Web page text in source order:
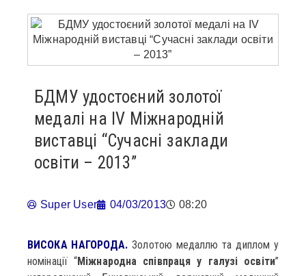
БДМУ удостоєний золотої
медалі на IV Міжнародній
виставці “Сучасні заклади
освіти – 2013”
Super User 04/03/2013 08:20
ВИСОКА НАГОРОДА. Золотою медаллю та диплом у
номінації “Міжнародна співпраця у галузі освіти”